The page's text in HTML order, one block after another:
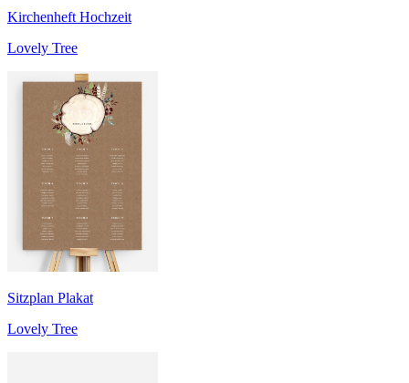
Kirchenheft Hochzeit
Lovely Tree
Sitzplan Plakat
Lovely Tree